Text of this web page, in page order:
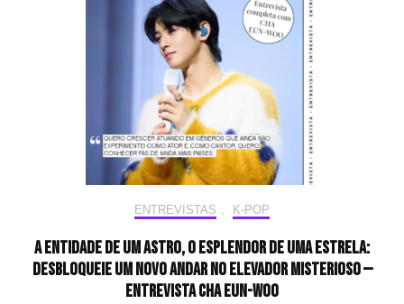
ENTREVISTAS , K-POP
A entidade de um astro, o esplendor de uma estrela:
desbloqueie um novo andar no elevador misterioso —
Entrevista CHA EUN-WOO